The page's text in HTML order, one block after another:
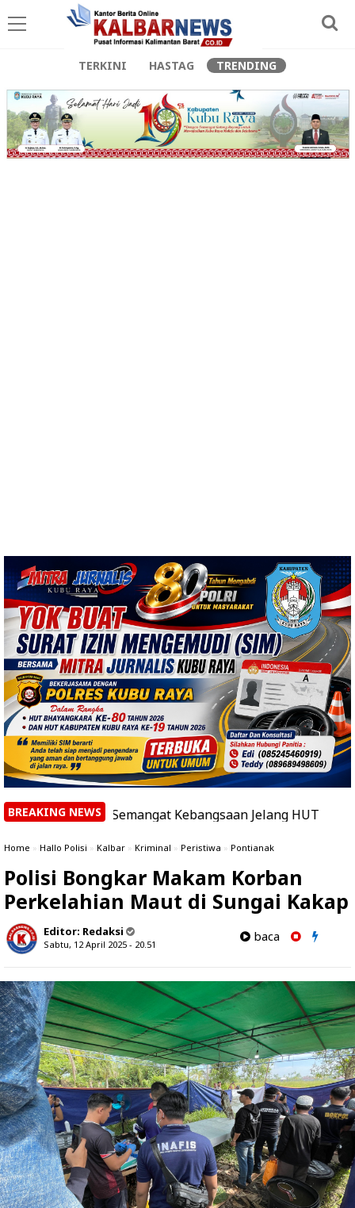
TERKINI HASTAG TRENDING
BREAKING NEWS
Semangat Kebangsaan Jelang HUT ke-81 RI |
Home » Hallo Polisi » Kalbar » Kriminal » Peristiwa » Pontianak
Polisi Bongkar Makam Korban
Perkelahian Maut di Sungai Kakap
Editor: Redaksi
Sabtu, 12 April 2025 - 20.51
baca